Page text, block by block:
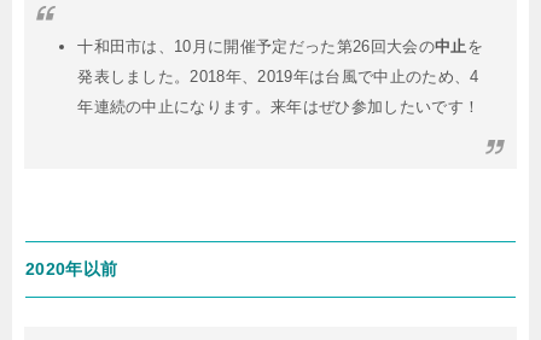
十和田市は、10月に開催予定だった第26回大会の中止を
発表しました。2018年、2019年は台風で中止のため、4
年連続の中止になります。来年はぜひ参加したいです！
2020年以前